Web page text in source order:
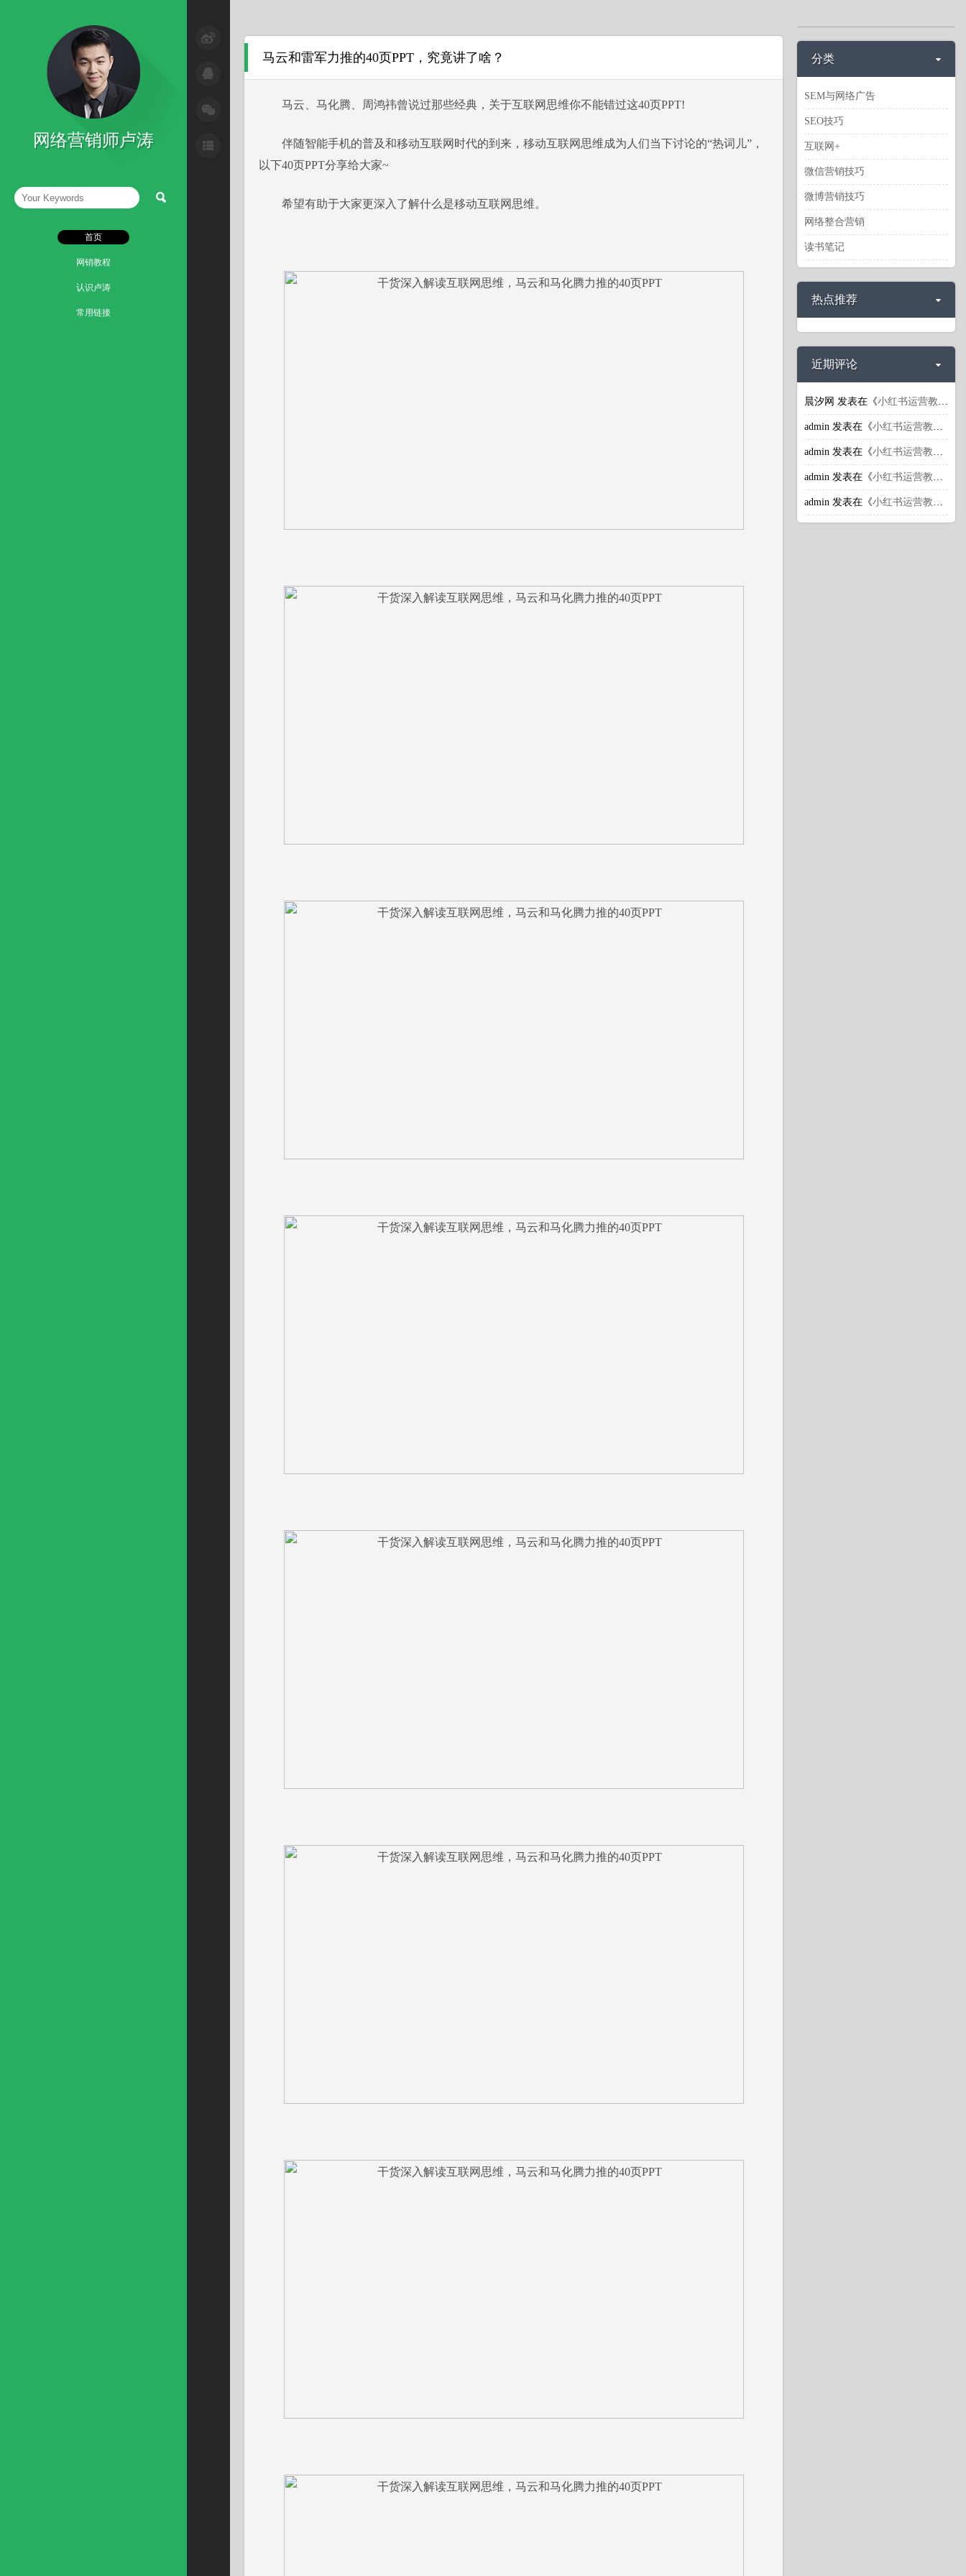
SEM与网络广告
SEO技巧
互联网+
微信营销技巧
网络整合营销
网络营销师卢涛
首页
网销教程
认识卢涛
常用链接
马云和雷军力推的40页PPT，究竟讲了啥？
马云、马化腾、周鸿祎曾说过那些经典，关于互联网思维你不能错过这40页PPT!
伴随智能手机的普及和移动互联网时代的到来，移动互联网思维成为人们当下讨论的“热词儿”，
以下40页PPT分享给大家~
希望有助于大家更深入了解什么是移动互联网思维。
分类
SEM与网络广告
SEO技巧
互联网+
微信营销技巧
微博营销技巧
网络整合营销
读书笔记
热点推荐
近期评论
晨汐网 发表在《小红书运营教程：小红书引流推广潜规则揭秘
admin 发表在《小红书运营教程：小红书引流推广潜规则揭秘
admin 发表在《小红书运营教程：小红书引流推广潜规则揭秘
admin 发表在《小红书运营教程：小红书的商业价值体现在哪里？
admin 发表在《小红书运营教程：小红书上怎么获取更多流量？